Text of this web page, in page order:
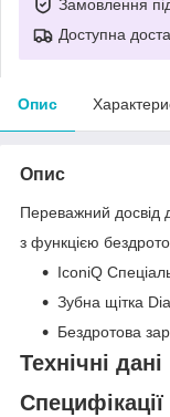
Замовлення
Доступна
Опис
Опис
Переважний досвід
з функцією
IconiQ
Зубна щітка
Бездротова
Технічні дані
Специфікації